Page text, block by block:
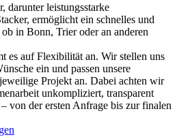
darunter leistungsstarke
ermöglicht ein schnelles und
in Bonn, Trier oder an anderen
es auf Flexibilität an. Wir stellen uns
ein und passen unsere
Projekt an. Dabei achten wir
unkompliziert, transparent
von der ersten Anfrage bis zur finalen